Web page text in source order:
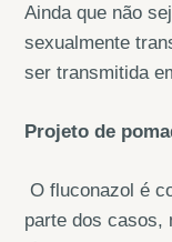
Ainda que não
sexualmente
ser transmitida
Projeto de
O fluconazol é
parte dos casos,